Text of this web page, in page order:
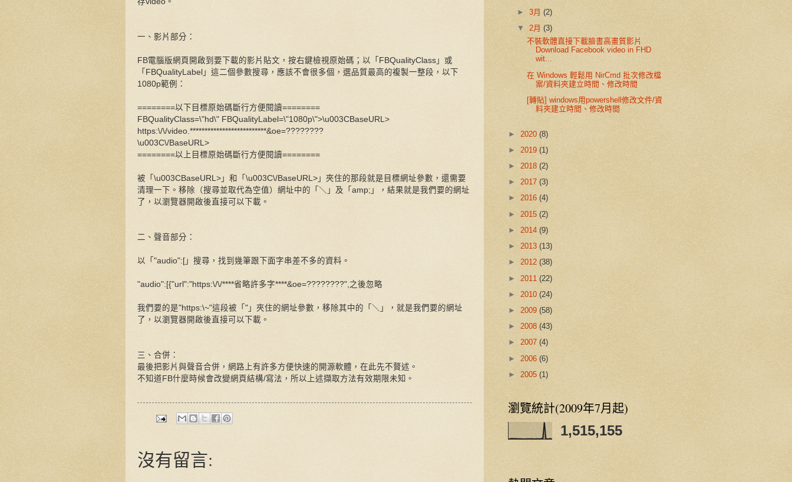
一、影片部分：
FB電腦版網頁開啟到要下載的影片貼文，按右鍵檢視原始碼；以「FBQualityClass」或
「FBQualityLabel」這二個參數搜尋，應該不會很多個，選品質最高的複製一整段，以下
1080p範例：
========以下目標原始碼斷行方便閱讀========
FBQualityClass=\"hd\" FBQualityLabel=\"1080p\">\u003CBaseURL>
https:\/\/video.**************************&oe=????????
\u003C\/BaseURL>
========以上目標原始碼斷行方便閱讀========
被「\u003CBaseURL>」和「\u003C\/BaseURL>」夾住的那段就是目標網址參數，還需要
清理一下。移除（搜尋並取代為空值）網址中的「＼」及「amp;」，結果就是我們要的網址
了，以瀏覽器開啟後直接可以下載。
二、聲音部分：
以「"audio":[」搜尋，找到幾筆跟下面字串差不多的資料。
"audio":[{"url":"https:\/\/****省略許多字****&oe=????????",之後忽略
我們要的是"https:\~"這段被「"」夾住的網址參數，移除其中的「＼」，就是我們要的網址
了，以瀏覽器開啟後直接可以下載。
三、合併：
最後把影片與聲音合併，網路上有許多方便快速的開源軟體，在此先不贅述。
不知道FB什麼時候會改變網頁結構/寫法，所以上述擷取方法有效期限未知。
沒有留言:
►3月(2)
▼2月(3)
不裝軟體直接下載臉書高畫質影片
Download Facebook video in FHD
wit...
在 Windows 輕鬆用 NirCmd 批次修改檔
案/資料夾建立時間、修改時間
[轉貼] windows用powershell修改文件/資
料夾建立時間、修改時間
► 2020 (8)
► 2019 (1)
► 2018 (2)
► 2017 (3)
► 2016 (4)
► 2015 (2)
► 2014 (9)
► 2013 (13)
► 2012 (38)
► 2011 (22)
► 2010 (24)
► 2009 (58)
► 2008 (43)
► 2007 (4)
► 2006 (6)
► 2005 (1)
瀏覽統計(2009年7月起)
1,515,155